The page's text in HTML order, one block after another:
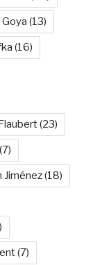
Goya (13)
(16)
(23)
(7)
Jiménez(18)
(7)